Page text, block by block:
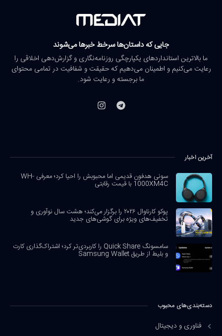
جایی که داستان‌ها سرخط خبرها می‌شوند
ما بالاترین استانداردهای یکپارچگی روزنامه‌نگاری و گزارش‌دهی اخلاقی را
رعایت می‌کنیم و اطمینان می‌دهیم که حقیقت و شفافیت در تمامی محتوای
ما برجسته و رعایت شود.
آخرین اخبار
سونی هدفون قدیمی اما محبوبش را احیا کرد؛ معرفی WH-
1000XM4C با قیمت رقابتی
پوکو کارناوال ۲۰۲۶ را برگزار می‌کند؛ هشت سال نوآوری و
تخفیف‌های ویژه برای گوشی‌های جدید
سامسونگ Quick Share را کاربردی‌تر کرد؛ اشتراک‌گذاری کارت
و بلیط از طریق Samsung Wallet
دسته‌بندی‌های محبوب
فناوری و دیجیتال